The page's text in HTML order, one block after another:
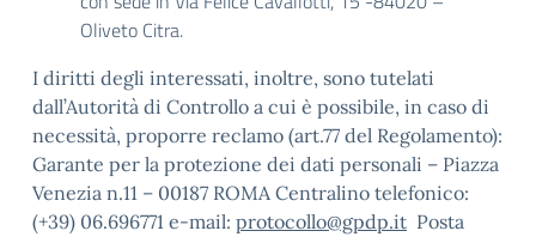
Oliveto Citra.
I diritti degli interessati, inoltre, sono tutelati
dall’Autorità di Controllo a cui è possibile, in caso di
necessità, proporre reclamo (art.77 del Regolamento):
Garante per la protezione dei dati personali – Piazza
Venezia n.11 – 00187 ROMA Centralino telefonico:
(+39) 06.696771 e-mail: protocollo@gpdp.it Posta